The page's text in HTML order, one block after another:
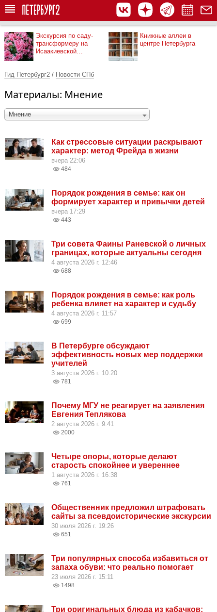
Экскурсия по саду-
трансформеру на
Исаакиевской
Книжные аллеи в
центре Петербурга
Гид Петербург2 / Новости СПб
Материалы: Мнение
Мнение
Как стрессовые ситуации раскрывают
характер: метод Фрейда в жизни
вчера 22:06
484
Порядок рождения в семье: как он
формирует характер и привычки детей
вчера 17:29
443
Три совета Фаины Раневской о личных
границах, которые актуальны сегодня
4 августа 2026 г. 12:46
688
Порядок рождения в семье: как роль
ребенка влияет на характер и судьбу
4 августа 2026 г. 11:57
699
В Петербурге обсуждают
эффективность новых мер поддержки
учителей
3 августа 2026 г. 10:20
781
Почему МГУ не реагирует на заявления
Евгения Теплякова
2 августа 2026 г. 9:41
2000
Четыре опоры, которые делают
старость спокойнее и увереннее
1 августа 2026 г. 16:38
761
Общественник предложил штрафовать
сайты за псевдоисторические экскурсии
30 июля 2026 г. 19:26
651
Три популярных способа избавиться от
запаха обуви: что реально помогает
23 июля 2026 г. 15:11
1498
Три оригинальных блюда из кабачков: